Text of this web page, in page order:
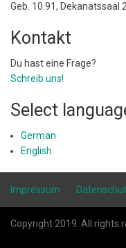
Geb. 10.91, Dekanatssaal
Kontakt
Du hast eine Frage?
Schreib uns!
Select
German
English
Impressum
Copyright 2019. All rights